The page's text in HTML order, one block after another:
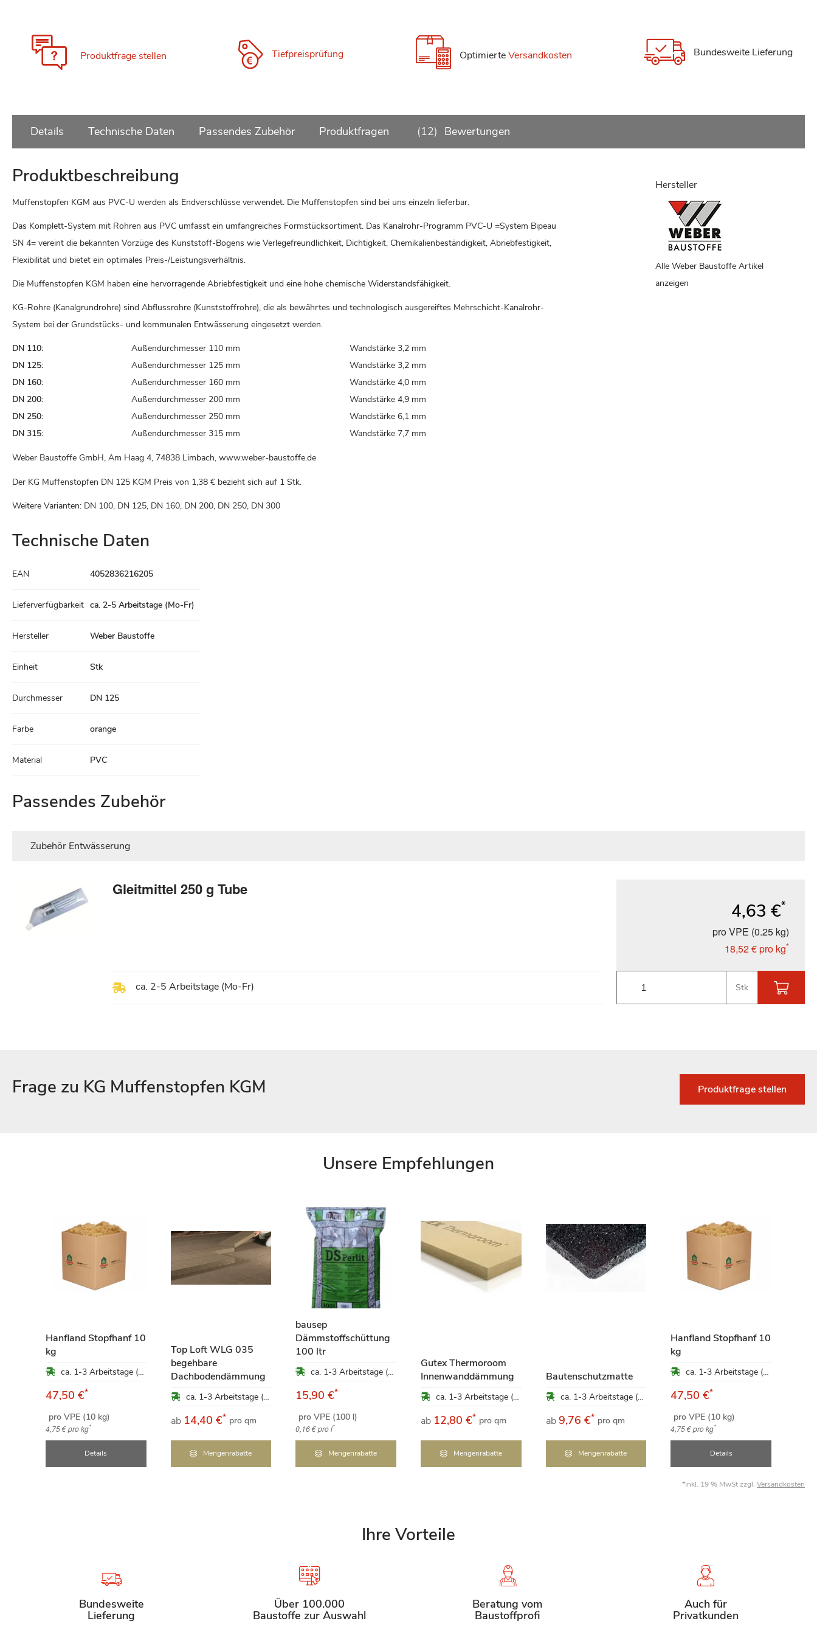
Bildgalerie
springen
Produktfrage stellen Tiefpreisprüfung OptimierteVersandkosten Bundesweite Lieferung
Details Technische Daten Passendes Zubehör Produktfragen 12 Bewertungen
Hersteller
Alle Weber Baustoffe Artikel
anzeigen
Produktbeschreibung
Muffenstopfen KGM aus PVC-U werden als Endverschlüsse verwendet. Die Muffenstopfen sind bei uns einzeln lieferbar.
Das Komplett-System mit Rohren aus PVC umfasst ein umfangreiches Formstücksortiment. Das Kanalrohr-Programm PVC-U =System Bipeau
SN 4= vereint die bekannten Vorzüge des Kunststoff-Bogens wie Verlegefreundlichkeit, Dichtigkeit, Chemikalienbeständigkeit, Abriebfestigkeit,
Flexibilität und bietet ein optimales Preis-/Leistungsverhältnis.
Die Muffenstopfen KGM haben eine hervorragende Abriebfestigkeit und eine hohe chemische Widerstandsfähigkeit.
KG-Rohre (Kanalgrundrohre) sind Abflussrohre (Kunststoffrohre), die als bewährtes und technologisch ausgereiftes Mehrschicht-Kanalrohr-
System bei der Grundstücks- und kommunalen Entwässerung eingesetzt werden.
DN 110: Außendurchmesser 110 mm
Wandstärke 3,2 mm
DN 125:
Außendurchmesser 125 mm
Wandstärke 3,2 mm
DN 160:
Außendurchmesser 160 mm
Wandstärke 4,0 mm
DN 200:
Außendurchmesser 200 mm
Wandstärke 4,9 mm
DN 250:
Außendurchmesser 250 mm
Wandstärke 6,1 mm
DN 315:
Außendurchmesser 315 mm Wandstärke 7,7 mm
Weber Baustoffe GmbH, Am Haag 4, 74838 Limbach, www.weber-baustoffe.de
Der KG Muffenstopfen DN 125 KGM Preis von 1,38 € bezieht sich auf 1 Stk.
Weitere Varianten: DN 100, DN 125, DN 160, DN 200, DN 250, DN 300
Technische Daten
Daten
EAN 4052836216205
Lieferverfügbarkeit ca. 2-5 Arbeitstage (Mo-Fr)
Hersteller Weber Baustoffe
Einheit Stk
Durchmesser DN 125
Farbe orange
Material PVC
Passendes Zubehör
Zubehör Entwässerung
Gleitmittel 250 g Tube
ca. 2-5 Arbeitstage (Mo-Fr)
4,63 €*
pro VPE (0.25 kg)
18,52 €pro kg*
Stk
Frage zu KG Muffenstopfen KGM Produktfrage stellen
Unsere Empfehlungen
Hanfland Stopfhanf 10
kg
ca. 1-3 Arbeitstage (Mo-Fr)
47,50 €*
pro VPE (10 kg)
4,75 €pro kg*
Details
Top Loft WLG 035
begehbare
Dachbodendämmung
ca. 1-3 Arbeitstage (Mo-Fr)
ab 14,40 €* pro qm
Mengenrabatte
bausep
Dämmstoffschüttung
100 ltr
ca. 1-3 Arbeitstage (Mo-Fr)
15,90 €*
pro VPE (100 l)
0,16 €pro l*
Mengenrabatte
Gutex Thermoroom
Innenwanddämmung
ca. 1-3 Arbeitstage (Mo-Fr)
ab 12,80 €* pro qm
Mengenrabatte
Bautenschutzmatte
ca. 1-3 Arbeitstage (Mo-Fr)
ab 9,76 €* pro qm
Mengenrabatte
Hanfland Stopfhanf 10
kg
ca. 1-3 Arbeitstage (Mo-Fr)
47,50 €*
pro VPE (10 kg)
4,75 €pro kg*
Details
*inkl. 19 % MwSt zzgl. Versandkosten
Ihre Vorteile
Bundesweite
Lieferung
Über 100.000
Baustoffe zur Auswahl
Beratung vom
Baustoffprofi
Auch für
Privatkunden